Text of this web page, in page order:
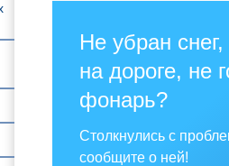
Не убран
на дороге, не
фонарь?
Столкнулись с
сообщите о ней!